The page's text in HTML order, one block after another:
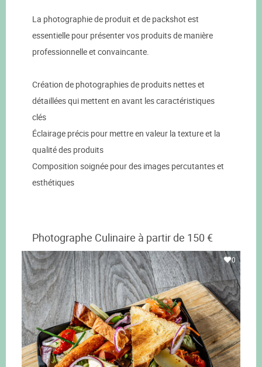
La photographie de produit et de packshot est
essentielle pour présenter vos produits de manière
professionnelle et convaincante.
Création de photographies de produits nettes et
détaillées qui mettent en avant les caractéristiques
clés
Éclairage précis pour mettre en valeur la texture et la
qualité des produits
Composition soignée pour des images percutantes et
esthétiques
Photographe Culinaire à partir de 150 €
0